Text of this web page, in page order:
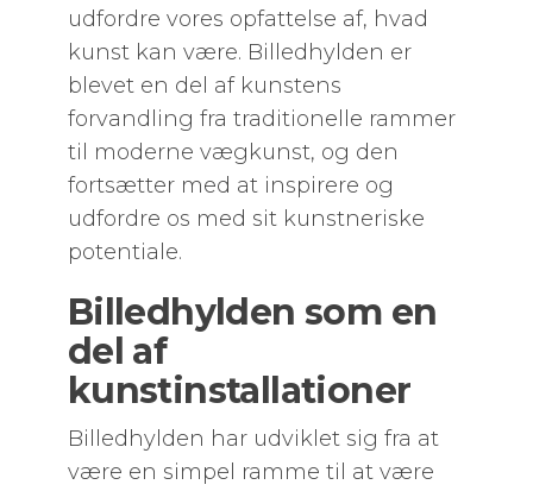
udfordre vores opfattelse af, hvad
kunst kan være. Billedhylden er
blevet en del af kunstens
forvandling fra traditionelle rammer
til moderne vægkunst, og den
fortsætter med at inspirere og
udfordre os med sit kunstneriske
potentiale.
Billedhylden som en
del af
kunstinstallationer
Billedhylden har udviklet sig fra at
være en simpel ramme til at være